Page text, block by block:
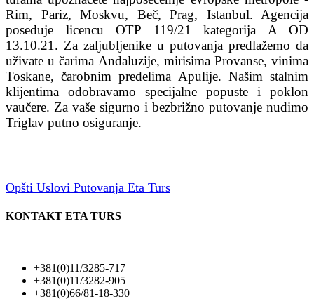
Rim, Pariz, Moskvu, Beč, Prag, Istanbul. Agencija
poseduje licencu OTP 119/21 kategorija A OD
13.10.21. Za zaljubljenike u putovanja predlažemo da
uživate u čarima Andaluzije, mirisima Provanse, vinima
Toskane, čarobnim predelima Apulije. Našim stalnim
klijentima odobravamo specijalne popuste i poklon
vaučere. Za vaše sigurno i bezbrižno putovanje nudimo
Triglav putno osiguranje.
Opšti Uslovi Putovanja Eta Turs
KONTAKT ETA TURS
+381(0)11/3285-717
+381(0)11/3282-905
+381(0)66/81-18-330